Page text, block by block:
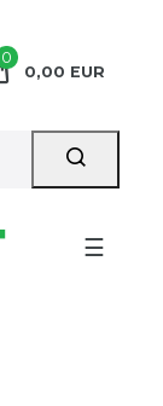
0
0,00 EUR
☰